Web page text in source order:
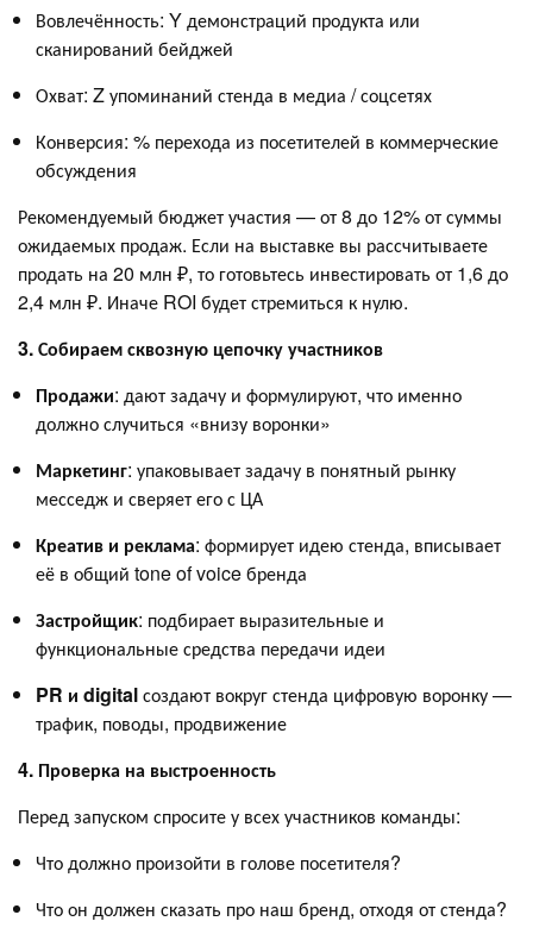
Вовлечённость: Y демонстраций продукта или
сканирований бейджей
Охват: Z упоминаний стенда в медиа / соцсетях
Конверсия: % перехода из посетителей в коммерческие
обсуждения
Рекомендуемый бюджет участия — от 8 до 12% от суммы
ожидаемых продаж. Если на выставке вы рассчитываете
продать на 20 млн ₽, то готовьтесь инвестировать от 1,6 до
2,4 млн ₽. Иначе ROI будет стремиться к нулю.
3. Собираем сквозную цепочку участников
Продажи: дают задачу и формулируют, что именно
должно случиться «внизу воронки»
Маркетинг: упаковывает задачу в понятный рынку
месседж и сверяет его с ЦА
Креатив и реклама: формирует идею стенда, вписывает
её в общий tone of voice бренда
Застройщик: подбирает выразительные и
функциональные средства передачи идеи
PR и digitalсоздают вокруг стенда цифровую воронку —
трафик, поводы, продвижение
4. Проверка на выстроенность
Перед запуском спросите у всех участников команды:
Что должно произойти в голове посетителя?
Что он должен сказать про наш бренд, отходя от стенда?